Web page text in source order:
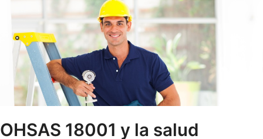
OHSAS 18001 y la salud